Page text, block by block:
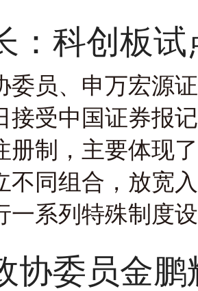
：科创板
委员、申万宏源
接受中国证券报
册制，主要体现
不同组合，放宽
一系列特殊制度
协委员金